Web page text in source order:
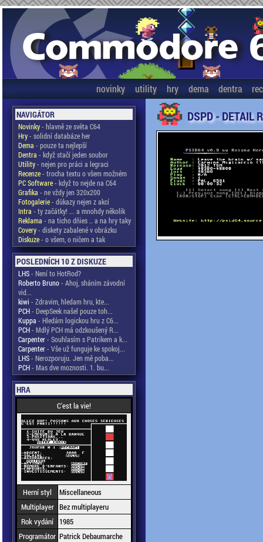
novinky utility hry dema dentra
NAVIGÁTOR
Novinky- hlavně ze světa C64
Hry- solidní databáze her
Dema - pouze ta nejlepší
Dentra - když stačí jeden soubor
Utility- nejen pro práci a legraci
Recenze- trocha textu o všem možném
PC Software- když to nejde na C64
Grafika - ne vždy jen 320x200
Fotogalerie- důkazy nejen z akcí
Intra - ty začátky! ... a mnohdy několik
Reklama - na ticho dňies .. a na hry taky
Covery- diskety zabalené v obrázku
Diskuze- o všem, o ničem a tak
POSLEDNÍCH 10 Z DISKUZE
LHS- Není to HotRod?
Roberto Bruno- Ahoj, sháním závodní
vid...
kiwi - Zdravim, hledam hru, kte...
PCH- DeepSeek našel pouze toh...
Kuppa - Hledám logickou hru z C6...
PCH- Mdlý PCH má odzkoušený R...
Carpenter- Souhlasím s Patrikem a k...
Carpenter- Vše už funguje ke spokoj...
LHS- Nerozporuju. Jen mě poba...
PCH- Mas dve moznosti. 1. bu...
HRA
C'est la vie!
Herní styl
Miscellaneous
Multiplayer Bez multiplayeru
Rok vydání
1985
Programátor Patrick Debaumarche
DSPD - DETAIL